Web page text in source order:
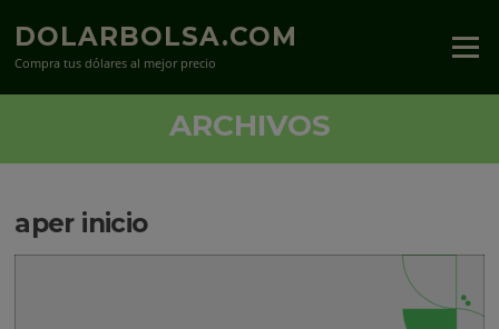
contenido
DOLARBOLSA.COM
Compra tus dólares al mejor precio
Menú
ARCHIVOS
aper inicio